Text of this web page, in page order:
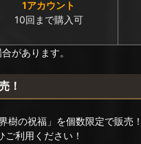
1アカウント
10回まで購入可
があります。
！
樹の祝福」を個数限定で販売！
利用ください！